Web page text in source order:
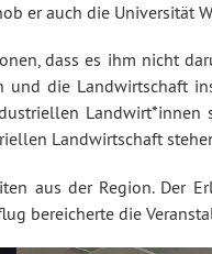
er auch die Universität
dass es ihm nicht
die Landwirtschaft
Landwirtschaft
aus der Region. Der
bereicherte die